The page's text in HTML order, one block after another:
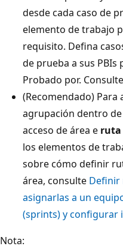
desde cada caso de
elemento de trabajo
requisito. Defina
de prueba a sus
Probado por.
(Recomendado)
agrupación dentro
acceso de área e ruta
los elementos de
sobre cómo definir
área, consulte Definir
asignarlas a un
(sprints) y configurar
Nota: